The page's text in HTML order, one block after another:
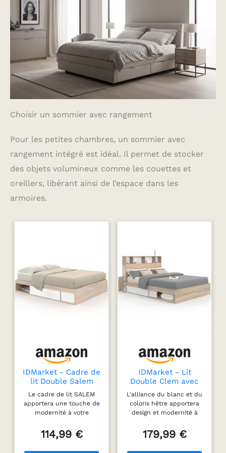
Choisir un sommier avec rangement
Pour les petites chambres, un sommier avec
rangement intégré est idéal. Il permet de stocker
des objets volumineux comme les couettes et
oreillers, libérant ainsi de l’espace dans les
armoires.
IDMarket - Cadre de
lit Double Salem
avec rangements et
sommier 140 x 190
cm façon hêtre et
Blanc
Le cadre de lit SALEM
apportera une touche de
modernité à votre
grands rangements
intégrés sous le sommier
114,99 €
IDMarket - Lit
Double Clem avec
rangements + tête
de lit et sommier
140 x 190 cm hêtre
et Blanc
L'alliance du blanc et du
coloris hêtre apportera
design et modernité à
! Tête de lit avec
rangements pratiques et
179,99 €